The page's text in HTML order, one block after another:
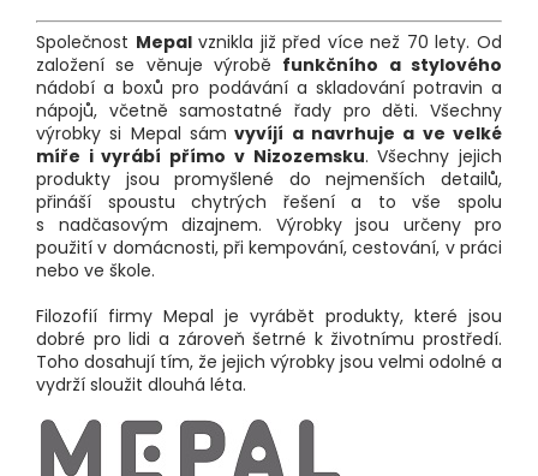
Společnost Mepalvznikla již před více než 70 lety. Od
založení se věnuje výrobě funkčního a stylového
nádobí a boxů pro podávání a skladování potravin a
nápojů, včetně samostatné řady pro děti. Všechny
výrobky si Mepal sám vyvíjí a navrhuje a ve velké
míře i vyrábí přímo v Nizozemsku. Všechny jejich
produkty jsou promyšlené do nejmenších detailů,
přináší spoustu chytrých řešení a to vše spolu
s nadčasovým dizajnem. Výrobky jsou určeny pro
použití v domácnosti, při kempování, cestování, v práci
nebo ve škole.
Filozofií firmy Mepal je vyrábět produkty, které jsou
dobré pro lidi a zároveň šetrné k životnímu prostředí.
Toho dosahují tím, že jejich výrobky jsou velmi odolné a
vydrží sloužit dlouhá léta.